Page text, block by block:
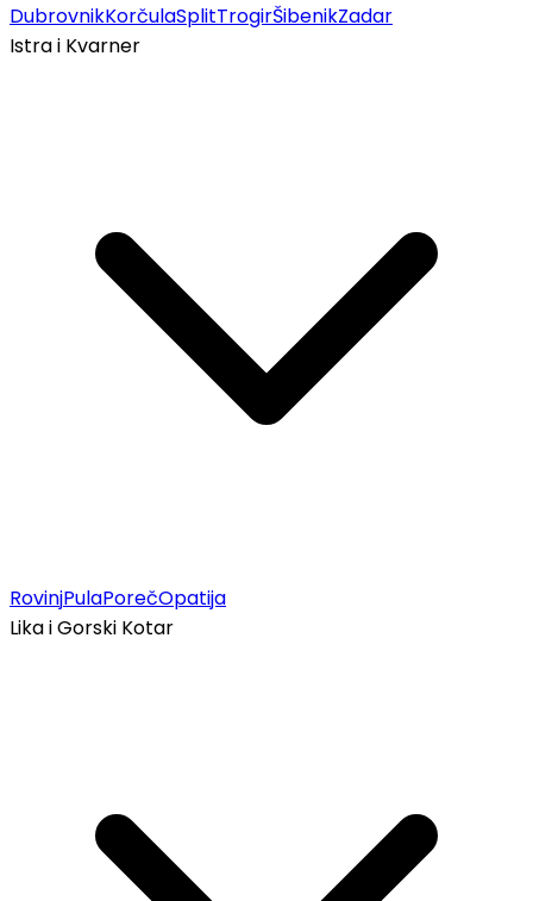
DubrovnikKorčulaSplitTrogirŠibenikZadar
Istra i Kvarner
RovinjPulaPorečOpatija
Lika i Gorski Kotar